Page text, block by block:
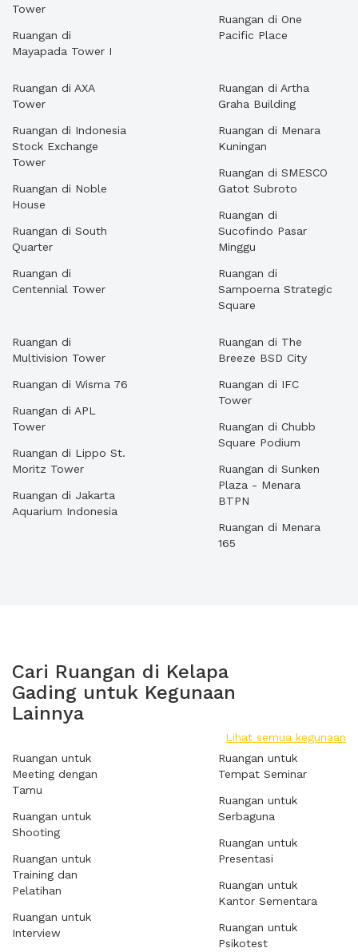
Tower
Ruangan di
Mayapada Tower I
Ruangan di One
Pacific Place
Ruangan di AXA
Tower
Ruangan di Indonesia
Stock Exchange
Tower
Ruangan di Noble
House
Ruangan di South
Quarter
Ruangan di
Centennial Tower
Ruangan di Artha
Graha Building
Ruangan di Menara
Kuningan
Ruangan di SMESCO
Gatot Subroto
Ruangan di
Sucofindo Pasar
Minggu
Ruangan di
Sampoerna Strategic
Square
Ruangan di
Multivision Tower
Ruangan di Wisma 76
Ruangan di APL
Tower
Ruangan di Lippo St.
Moritz Tower
Ruangan di Jakarta
Aquarium Indonesia
Ruangan di The
Breeze BSD City
Ruangan di IFC
Tower
Ruangan di Chubb
Square Podium
Ruangan di Sunken
Plaza - Menara
BTPN
Ruangan di Menara
165
Cari Ruangan di Kelapa
Gading untuk Kegunaan
Lainnya
Lihat semua kegunaan
Ruangan untuk
Meeting dengan
Tamu
Ruangan untuk
Shooting
Ruangan untuk
Training dan
Pelatihan
Ruangan untuk
Interview
Ruangan untuk
Tempat Seminar
Ruangan untuk
Serbaguna
Ruangan untuk
Presentasi
Ruangan untuk
Kantor Sementara
Ruangan untuk
Psikotest